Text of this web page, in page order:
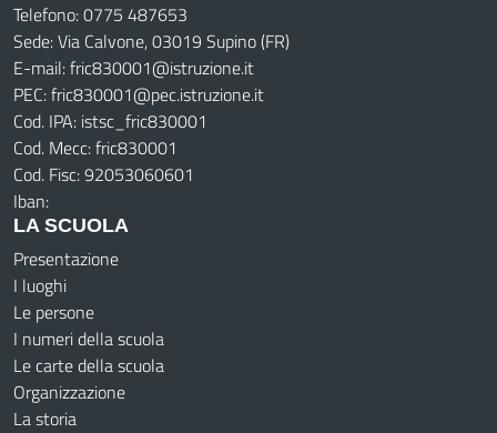
Telefono: 0775 487653
Sede: Via Calvone, 03019 Supino (FR)
E-mail: fric830001@istruzione.it
PEC: fric830001@pec.istruzione.it
Cod. IPA: istsc_fric830001
Cod. Mecc: fric830001
Cod. Fisc: 92053060601
Iban:
LA SCUOLA
Presentazione
I luoghi
Le persone
I numeri della scuola
Le carte della scuola
Organizzazione
La storia